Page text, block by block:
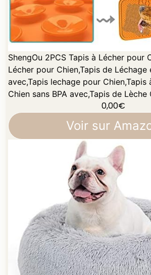
ShengOu 2PCS Tapis à Lécher pour
Lécher pour Chien,Tapis de Léchage
avec,Tapis lechage pour Chien,Tapis
Chien sans BPA avec,Tapis de Lèche
0,00€
Voir sur